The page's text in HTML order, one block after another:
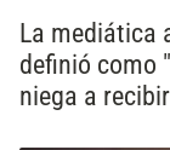
La mediática
definió como
niega a